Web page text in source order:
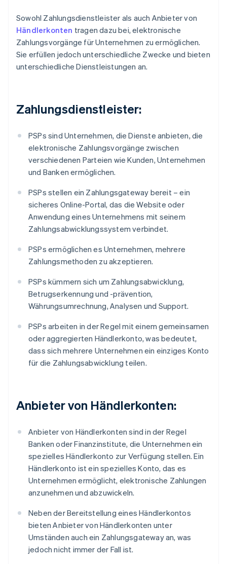
Sowohl Zahlungsdienstleister als auch Anbieter von
Händlerkonten tragen dazu bei, elektronische
Zahlungsvorgänge für Unternehmen zu ermöglichen.
Sie erfüllen jedoch unterschiedliche Zwecke und bieten
unterschiedliche Dienstleistungen an.
Zahlungsdienstleister:
PSPs sind Unternehmen, die Dienste anbieten, die
elektronische Zahlungsvorgänge zwischen
verschiedenen Parteien wie Kunden, Unternehmen
und Banken ermöglichen.
PSPs stellen ein Zahlungsgateway bereit – ein
sicheres Online-Portal, das die Website oder
Anwendung eines Unternehmens mit seinem
Zahlungsabwicklungssystem verbindet.
PSPs ermöglichen es Unternehmen, mehrere
Zahlungsmethoden zu akzeptieren.
PSPs kümmern sich um Zahlungsabwicklung,
Betrugserkennung und -prävention,
Währungsumrechnung, Analysen und Support.
PSPs arbeiten in der Regel mit einem gemeinsamen
oder aggregierten Händlerkonto, was bedeutet,
dass sich mehrere Unternehmen ein einziges Konto
für die Zahlungsabwicklung teilen.
Anbieter von Händlerkonten:
Anbieter von Händlerkonten sind in der Regel
Banken oder Finanzinstitute, die Unternehmen ein
spezielles Händlerkonto zur Verfügung stellen. Ein
Händlerkonto ist ein spezielles Konto, das es
Unternehmen ermöglicht, elektronische Zahlungen
anzunehmen und abzuwickeln.
Neben der Bereitstellung eines Händlerkontos
bieten Anbieter von Händlerkonten unter
Umständen auch ein Zahlungsgateway an, was
jedoch nicht immer der Fall ist.